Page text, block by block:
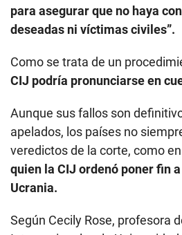
para asegurar que no haya
deseadas ni víctimas civiles”.
Como se trata de un
CIJ podría pronunciarse en
Aunque sus fallos son
apelados, los países no
veredictos de la corte, como
quien la CIJ ordenó poner fin
Ucrania.
Según Cecily Rose, profesora